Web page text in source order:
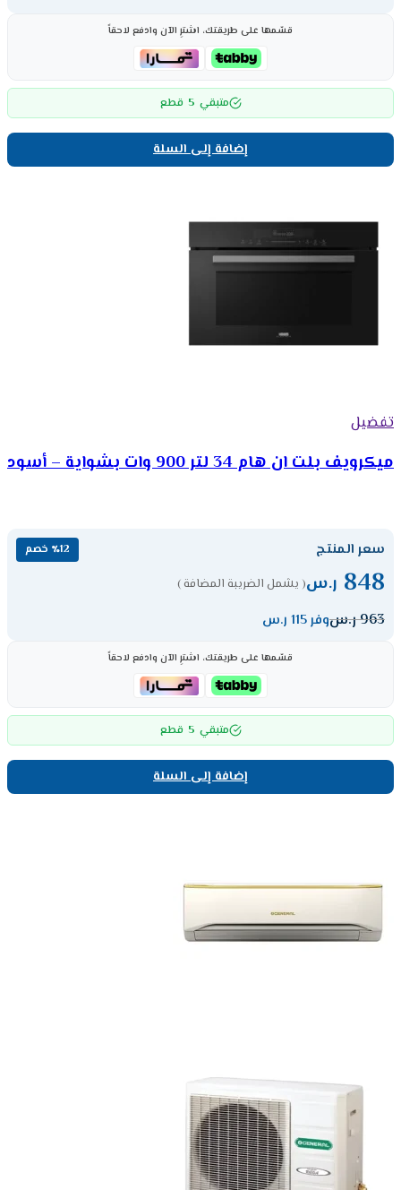
قسّمها على طريقتك، اشترِ الآن وادفع لاحقاً
متبقي 5 قطع
إضافة إلى السلة
تفضيل
ميكرويف بلت ان هام 34 لتر 900 وات بشواية – أسود
سعر المنتج ٪12 خصم
848 ر.س( يشمل الضريبة المضافة )
963ر.سوفر 115 ر.س
قسّمها على طريقتك، اشترِ الآن وادفع لاحقاً
متبقي 5 قطع
إضافة إلى السلة